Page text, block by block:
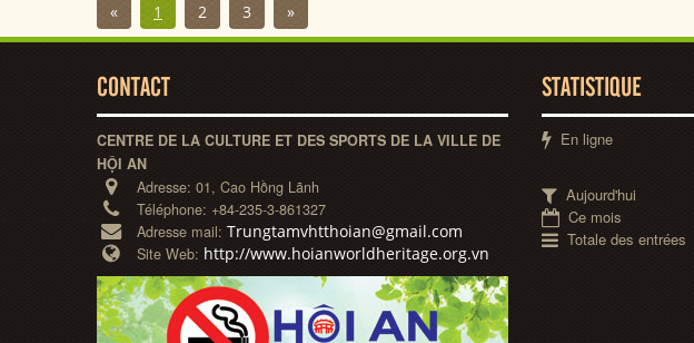
«
1 2 3 »
CONTACT
CENTRE DE LA CULTURE ET DES SPORTS DE LA VILLE DE
HỘI AN
Adresse: 01, Cao Hồng Lãnh
Téléphone: +84-235-3-861327
Adresse mail: Trungtamvhtthoian@gmail.com
Site Web: http://www.hoianworldheritage.org.vn
STATISTIQUE
En ligne
Aujourd'hui
Ce mois
Totale des entrées